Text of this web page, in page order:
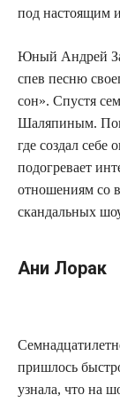
под настоящим
Юный Андрей
спев песню
сон». Спустя
Шаляпиным.
где создал
подогревает
отношениям со
скандальных
Ани Лорак
пришлось
узнала, что на